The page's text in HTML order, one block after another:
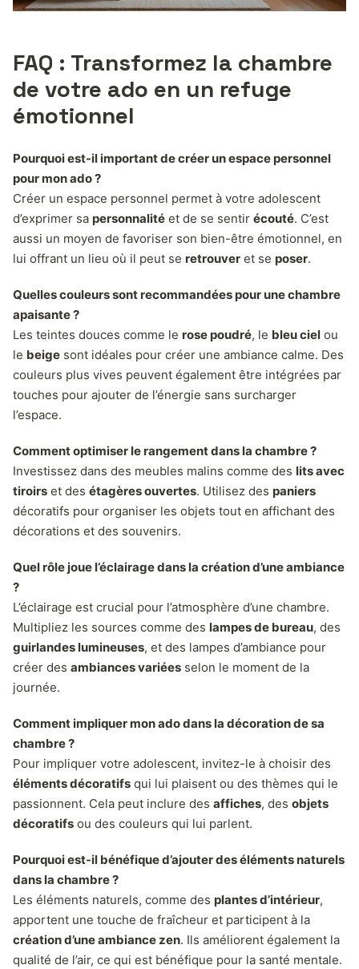
FAQ : Transformez la chambre
de votre ado en un refuge
émotionnel
Pourquoi est-il important de créer un espace personnel
pour mon ado ?
Créer un espace personnel permet à votre adolescent
d’exprimer sa personnalité et de se sentir écouté. C’est
aussi un moyen de favoriser son bien-être émotionnel, en
lui offrant un lieu où il peut se retrouver et se poser.
Quelles couleurs sont recommandées pour une chambre
apaisante ?
Les teintes douces comme le rose poudré, le bleu ciel ou
le beige sont idéales pour créer une ambiance calme. Des
couleurs plus vives peuvent également être intégrées par
touches pour ajouter de l’énergie sans surcharger
l’espace.
Comment optimiser le rangement dans la chambre ?
Investissez dans des meubles malins comme des lits avec
tiroirs et des étagères ouvertes. Utilisez des paniers
décoratifs pour organiser les objets tout en affichant des
décorations et des souvenirs.
Quel rôle joue l’éclairage dans la création d’une ambiance
?
L’éclairage est crucial pour l’atmosphère d’une chambre.
Multipliez les sources comme des lampes de bureau, des
guirlandes lumineuses, et des lampes d’ambiance pour
créer des ambiances variées selon le moment de la
journée.
Comment impliquer mon ado dans la décoration de sa
chambre ?
Pour impliquer votre adolescent, invitez-le à choisir des
éléments décoratifs qui lui plaisent ou des thèmes qui le
passionnent. Cela peut inclure des affiches, des objets
décoratifs ou des couleurs qui lui parlent.
Pourquoi est-il bénéfique d’ajouter des éléments naturels
dans la chambre ?
Les éléments naturels, comme des plantes d’intérieur,
apportent une touche de fraîcheur et participent à la
création d’une ambiance zen. Ils améliorent également la
qualité de l’air, ce qui est bénéfique pour la santé mentale.